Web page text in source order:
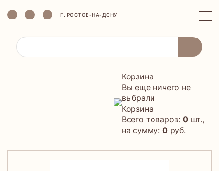
Г. РОСТОВ-НА-ДОНУ
Корзина
Вы еще ничего не
выбрали
Корзина
Всего товаров: 0 шт.,
на сумму: 0 руб.